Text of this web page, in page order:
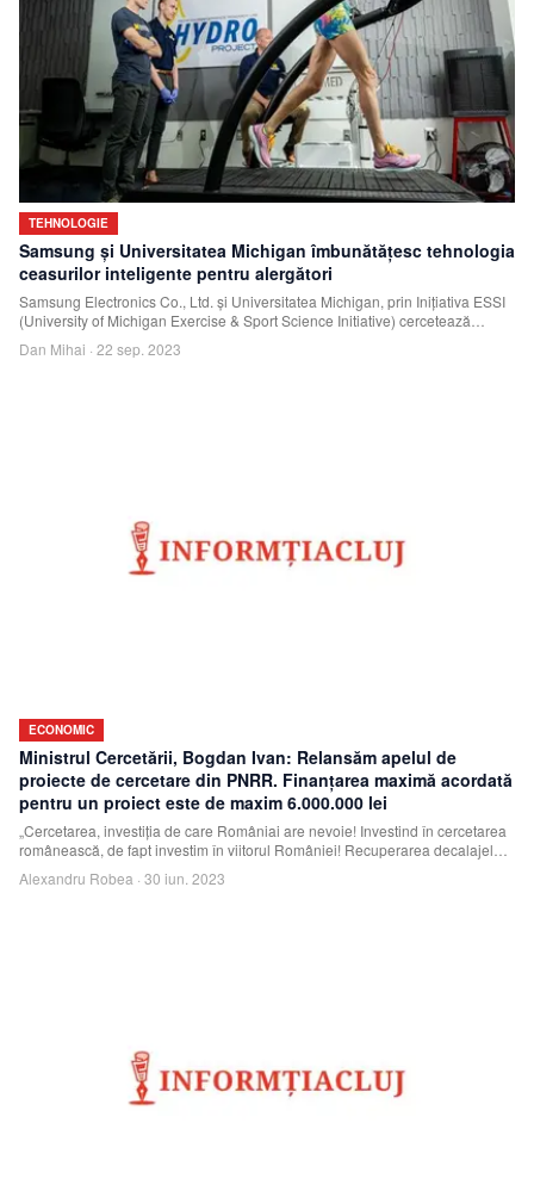
TEHNOLOGIE
Samsung și Universitatea Michigan îmbunătățesc tehnologia
ceasurilor inteligente pentru alergători
Samsung Electronics Co., Ltd. și Universitatea Michigan, prin Inițiativa ESSI
(University of Michigan Exercise & Sport Science Initiative) cercetează
Dan Mihai · 22 sep. 2023
ECONOMIC
Ministrul Cercetării, Bogdan Ivan: Relansăm apelul de
proiecte de cercetare din PNRR. Finanţarea maximă acordată
pentru un proiect este de maxim 6.000.000 lei
„Cercetarea, investiţia de care Româniai are nevoie! Investind în cercetarea
românească, de fapt investim în viitorul României! Recuperarea decalajelor
Alexandru Robea · 30 iun. 2023